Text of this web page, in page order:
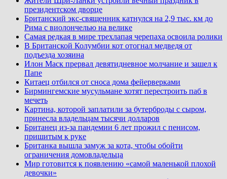
президентском дворце
Британский экс-священник катнулся на 2,9 тыс. км до
Рима с виолончелью на велике
Самая редкая в мире трехлапая черепаха освоила ролики
В Британской Колумбии кот отогнал медведя от
подъезда хозяина
Илон Маск прервал девятидневное молчание и зашел к
Папе
Китаец отбился от сноса дома фейерверками
Бирмингемские мусульмане хотят перестроить паб в
мечеть
Картина, которой заплатили за бутерброды с сыром,
принесла владельцам тысячи долларов
Британец из-за пандемии 6 лет прожил с пенисом,
пришитым к руке
Британка вышла замуж за кота, чтобы обойти
ограничения домовладельца
Мир готовится к появлению «самой маленькой плохой
девочки»